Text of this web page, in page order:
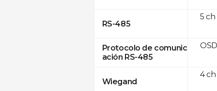
RS-485
Protocolo de comunic
ación RS-485
Wiegand
5 ch
4 ch